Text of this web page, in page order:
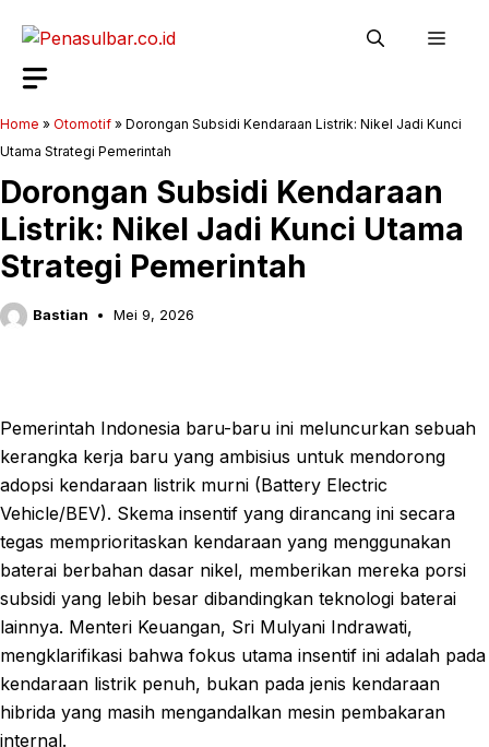
Home » Otomotif » Dorongan Subsidi Kendaraan Listrik: Nikel Jadi Kunci
Utama Strategi Pemerintah
Dorongan Subsidi Kendaraan
Listrik: Nikel Jadi Kunci Utama
Strategi Pemerintah
Bastian Mei 9, 2026
Pemerintah Indonesia baru-baru ini meluncurkan sebuah
kerangka kerja baru yang ambisius untuk mendorong
adopsi kendaraan listrik murni (Battery Electric
Vehicle/BEV). Skema insentif yang dirancang ini secara
tegas memprioritaskan kendaraan yang menggunakan
baterai berbahan dasar nikel, memberikan mereka porsi
subsidi yang lebih besar dibandingkan teknologi baterai
lainnya. Menteri Keuangan, Sri Mulyani Indrawati,
mengklarifikasi bahwa fokus utama insentif ini adalah pada
kendaraan listrik penuh, bukan pada jenis kendaraan
hibrida yang masih mengandalkan mesin pembakaran
internal.